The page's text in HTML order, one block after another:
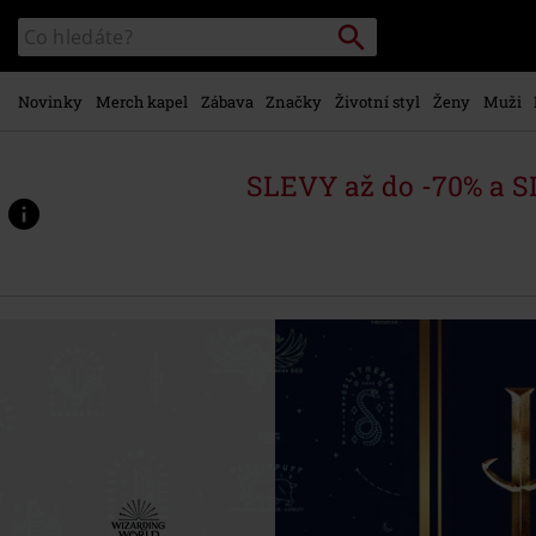
hlavnímu
obsahu
Katalog
vyhledávání
Vyhledávání
Novinky Merch kapel Zábava Značky Životní styl Ženy Muži
SLEVY až do -70% a